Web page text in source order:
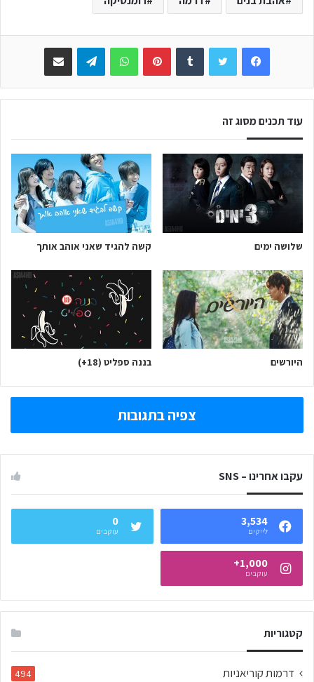
Facebook
WhatsApp
Telegram
עוד תכנים מסוג זה
שלושה ימים קשה להגיד שאני אוהב אותך
היורשים בננה ספליט (18+)
צפיה בתגובות
עקבו אחרינו – SNS
3,534
לייקים
0
עוקבים
1,000+
עוקבים
קטגוריות
דרמות קוריאניות 494